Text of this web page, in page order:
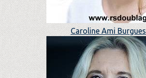
Caroline Ami Burgues